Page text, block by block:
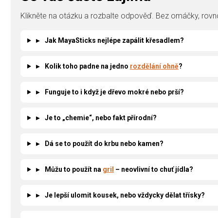
Klikněte na otázku a rozbalte odpověď. Bez omáčky,
▸ Jak MayaSticks nejlépe zapálit křesadlem?
▸ Kolik toho padne na jedno rozdělání ohně?
▸ Funguje to i když je dřevo mokré nebo prší?
▸ Je to „chemie“, nebo fakt přírodní?
▸ Dá se to použít do krbu nebo kamen?
▸ Můžu to použít na gril – neovlivní to chuť jídla?
▸ Je lepší ulomit kousek, nebo vždycky dělat třísky?